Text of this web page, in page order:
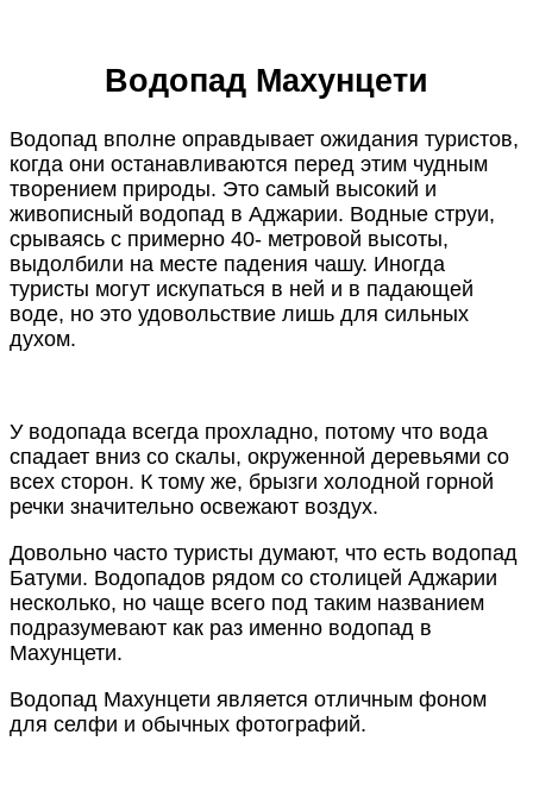
Водопад Махунцети
Водопад вполне оправдывает ожидания туристов,
когда они останавливаются перед этим чудным
творением природы. Это самый высокий и
живописный водопад в Аджарии. Водные струи,
срываясь с примерно 40- метровой высоты,
выдолбили на месте падения чашу. Иногда
туристы могут искупаться в ней и в падающей
воде, но это удовольствие лишь для сильных
духом.
У водопада всегда прохладно, потому что вода
спадает вниз со скалы, окруженной деревьями со
всех сторон. К тому же, брызги холодной горной
речки значительно освежают воздух.
Довольно часто туристы думают, что есть водопад
Батуми. Водопадов рядом со столицей Аджарии
несколько, но чаще всего под таким названием
подразумевают как раз именно водопад в
Махунцети.
Водопад Махунцети является отличным фоном
для селфи и обычных фотографий.